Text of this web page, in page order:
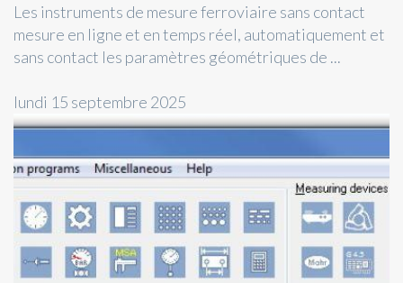
Les instruments de mesure ferroviaire sans contact
mesure en ligne et en temps réel, automatiquement et
sans contact les paramètres géométriques de ...
lundi 15 septembre 2025